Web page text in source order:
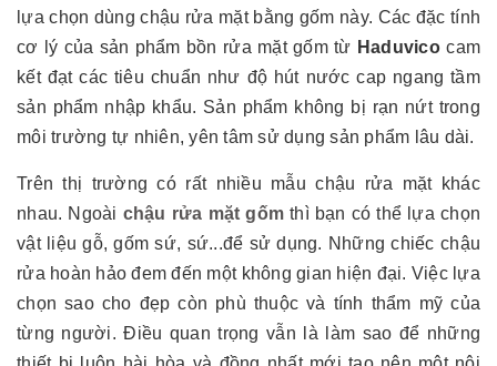
lựa chọn dùng chậu rửa mặt bằng gốm này. Các đặc tính
cơ lý của sản phẩm bồn rửa mặt gốm từ Haduvicocam
kết đạt các tiêu chuẩn như độ hút nước cap ngang tầm
sản phẩm nhập khẩu. Sản phẩm không bị rạn nứt trong
môi trường tự nhiên, yên tâm sử dụng sản phẩm lâu dài.
Trên thị trường có rất nhiều mẫu chậu rửa mặt khác
nhau. Ngoài chậu rửa mặt gốm thì bạn có thể lựa chọn
vật liệu gỗ, gốm sứ, sứ...để sử dụng. Những chiếc chậu
rửa hoàn hảo đem đến một không gian hiện đại. Việc lựa
chọn sao cho đẹp còn phù thuộc và tính thẩm mỹ của
từng người. Điều quan trọng vẫn là làm sao để những